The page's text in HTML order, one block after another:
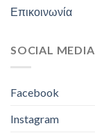
Επικοινωνία
SOCIAL MEDIA
Facebook
Instagram